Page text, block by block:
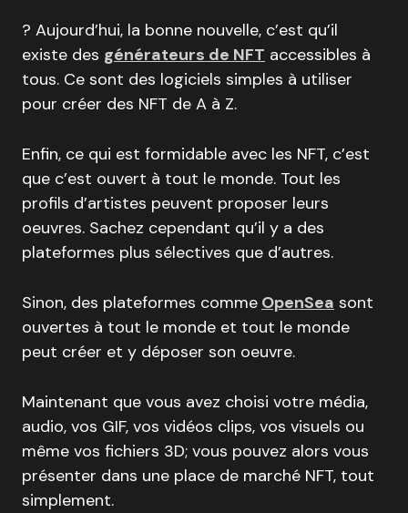
? Aujourd’hui, la bonne nouvelle, c’est qu’il
existe des générateurs de NFT accessibles à
tous. Ce sont des logiciels simples à utiliser
pour créer des NFT de A à Z.
Enfin, ce qui est formidable avec les NFT, c’est
que c’est ouvert à tout le monde. Tout les
profils d’artistes peuvent proposer leurs
oeuvres. Sachez cependant qu’il y a des
plateformes plus sélectives que d’autres.
Sinon, des plateformes comme OpenSea sont
ouvertes à tout le monde et tout le monde
peut créer et y déposer son oeuvre.
Maintenant que vous avez choisi votre média,
audio, vos GIF, vos vidéos clips, vos visuels ou
même vos fichiers 3D; vous pouvez alors vous
présenter dans une place de marché NFT, tout
simplement.